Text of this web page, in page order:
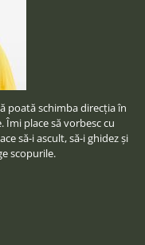
poată schimba direcţia în
Îmi place să vorbesc cu
să-i ascult, să-i ghidez şi
scopurile.